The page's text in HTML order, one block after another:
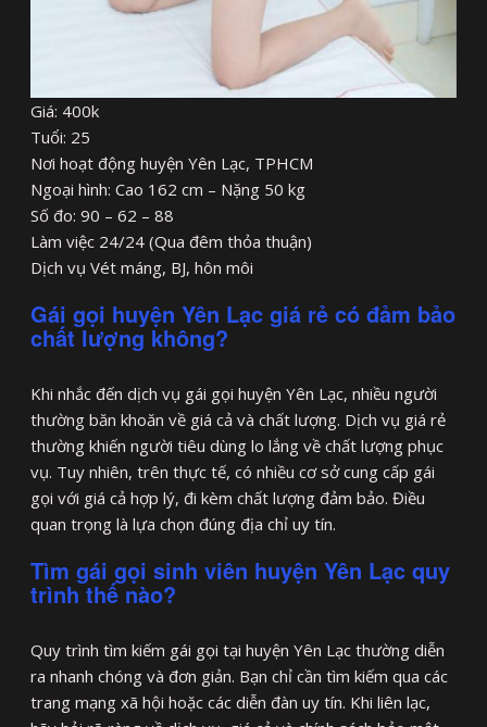
Giá: 400k
Tuổi: 25
Nơi hoạt động huyện Yên Lạc, TPHCM
Ngoại hình: Cao 162 cm – Nặng 50 kg
Số đo: 90 – 62 – 88
Làm việc 24/24 (Qua đêm thỏa thuận)
Dịch vụ Vét máng, BJ, hôn môi
Gái gọi huyện Yên Lạc giá rẻ có đảm bảo
chất lượng không?
Khi nhắc đến dịch vụ gái gọi huyện Yên Lạc, nhiều người
thường băn khoăn về giá cả và chất lượng. Dịch vụ giá rẻ
thường khiến người tiêu dùng lo lắng về chất lượng phục
vụ. Tuy nhiên, trên thực tế, có nhiều cơ sở cung cấp gái
gọi với giá cả hợp lý, đi kèm chất lượng đảm bảo. Điều
quan trọng là lựa chọn đúng địa chỉ uy tín.
Tìm gái gọi sinh viên huyện Yên Lạc quy
trình thế nào?
Quy trình tìm kiếm gái gọi tại huyện Yên Lạc thường diễn
ra nhanh chóng và đơn giản. Bạn chỉ cần tìm kiếm qua các
trang mạng xã hội hoặc các diễn đàn uy tín. Khi liên lạc,